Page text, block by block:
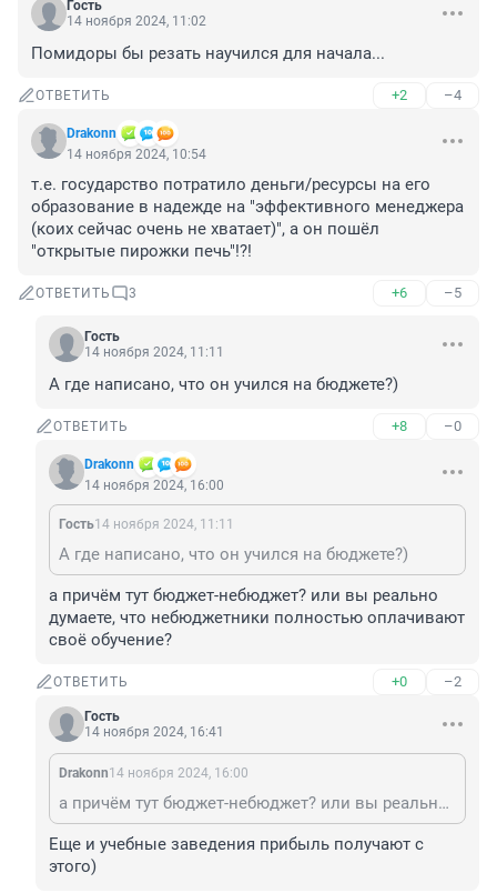
Гость
14 ноября 2024, 11:02
Помидоры бы резать научился для начала...
ОТВЕТИТЬ +2 –4
Drakonn
14 ноября 2024, 10:54
т.е. государство потратило деньги/ресурсы на его
образование в надежде на "эффективного менеджера
(коих сейчас очень не хватает)", а он пошёл
"открытые пирожки печь"!?!
ОТВЕТИТЬ 3 +6 –5
Гость
14 ноября 2024, 11:11
А где написано, что он учился на бюджете?)
ОТВЕТИТЬ +8 –0
Drakonn
14 ноября 2024, 16:00
Гость14 ноября 2024, 11:11
А где написано, что он учился на бюджете?)
а причём тут бюджет-небюджет? или вы реально
думаете, что небюджетники полностью оплачивают
своё обучение?
ОТВЕТИТЬ +0 –2
Гость
14 ноября 2024, 16:41
Drakonn14 ноября 2024, 16:00
а причём тут бюджет-небюджет? или вы реально думаете, что небюджетники полностью оплачивают своё обучение?
Еще и учебные заведения прибыль получают с
этого)